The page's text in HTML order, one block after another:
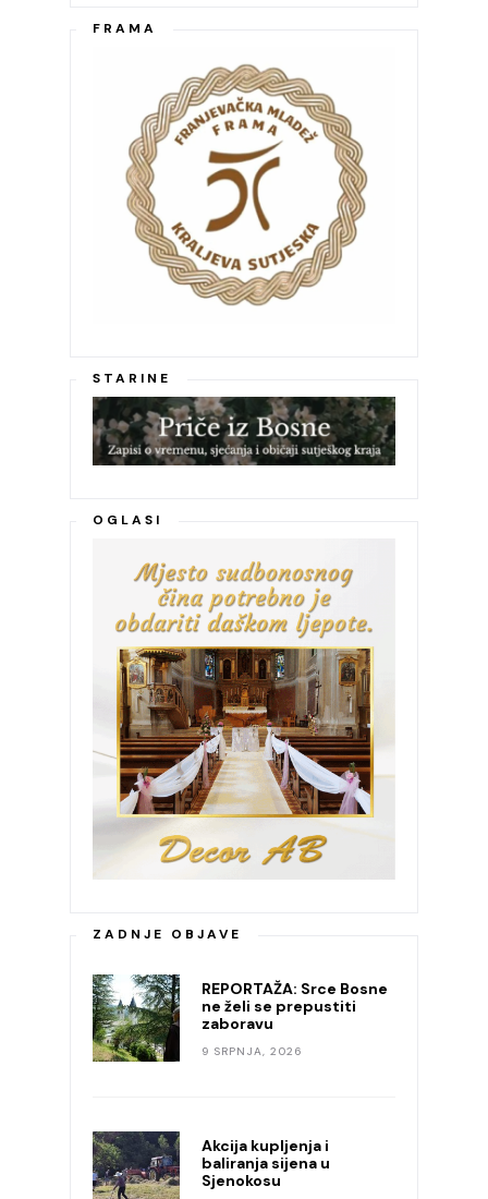
FRAMA
STARINE
OGLASI
ZADNJE OBJAVE
REPORTAŽA: Srce Bosne
ne želi se prepustiti
zaboravu
9 SRPNJA, 2026
Akcija kupljenja i
baliranja sijena u
Sjenokosu